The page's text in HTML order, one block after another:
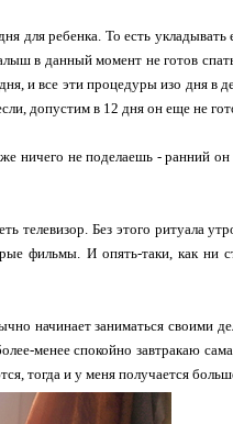
для ребенка. То есть укладывать
в данный момент не готов
и все эти процедуры изо дня в
допустим в 12 дня он еще не
ничего не поделаешь - ранний
Без этого ритуала
фильмы. И опять-таки, как ни
начинает заниматься своими
менее спокойно завтракаю
тогда и у меня получается